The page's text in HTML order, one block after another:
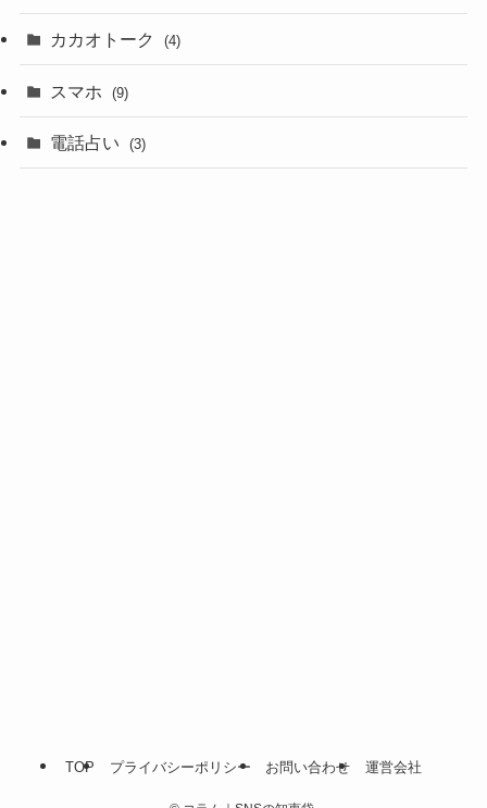
カカオトーク (4)
スマホ (9)
電話占い (3)
TOP プライバシーポリシー お問い合わせ 運営会社